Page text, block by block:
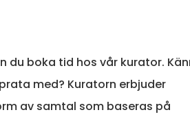
du boka tid hos vår kurator.
med? Kuratorn erbjuder
av samtal som baseras på